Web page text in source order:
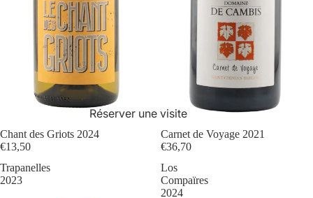
Réserver une visite
Chant des Griots 2024
€13,50
Carnet de Voyage 2021
€36,70
Trapanelles
2023
Los
Compaïres
2024